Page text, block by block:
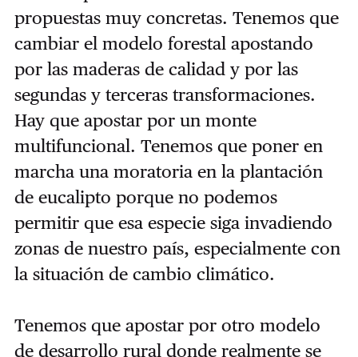
propuestas muy concretas. Tenemos que
cambiar el modelo forestal apostando
por las maderas de calidad y por las
segundas y terceras transformaciones.
Hay que apostar por un monte
multifuncional. Tenemos que poner en
marcha una moratoria en la plantación
de eucalipto porque no podemos
permitir que esa especie siga invadiendo
zonas de nuestro país, especialmente con
la situación de cambio climático.
Tenemos que apostar por otro modelo
de desarrollo rural donde realmente se